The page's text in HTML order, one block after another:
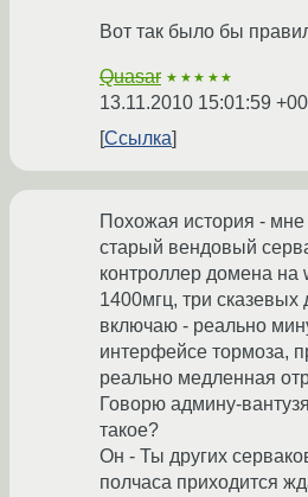
Вот так было бы
Quasar ★★★★★
13.11.2010 15:01:59
Ссылка
Похожая история - мне
старый вендовый
контроллер домена на
1400мгц, три сказевых
включаю - реально
интерфейсе тормоза,
реально медленная
Говорю админу-
такое?
Он - Ты других
полчаса приходится